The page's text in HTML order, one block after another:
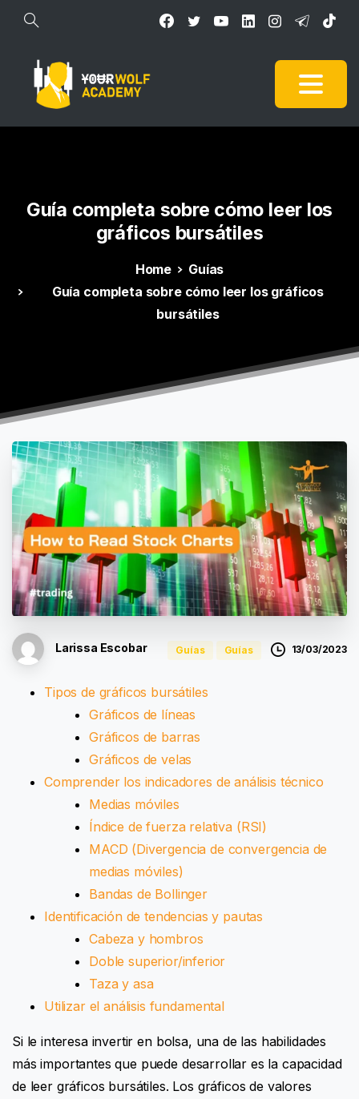
Guía completa sobre cómo leer los
gráficos bursátiles
Home
Guías
Guía completa sobre cómo leer los gráficos
bursátiles
Larissa Escobar Guías Guías 13/03/2023
Tipos de gráficos bursátiles
Gráficos de líneas
Gráficos de barras
Gráficos de velas
Comprender los indicadores de análisis técnico
Medias móviles
Índice de fuerza relativa (RSI)
MACD (Divergencia de convergencia de
medias móviles)
Bandas de Bollinger
Identificación de tendencias y pautas
Cabeza y hombros
Doble superior/inferior
Taza y asa
Utilizar el análisis fundamental
Si le interesa invertir en bolsa, una de las habilidades
más importantes que puede desarrollar es la capacidad
de leer gráficos bursátiles. Los gráficos de valores